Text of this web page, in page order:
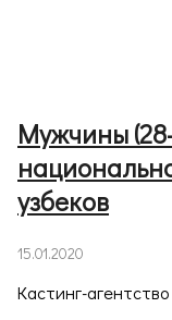
Мужчины
узбеков
15.01.2020
Кастинг-